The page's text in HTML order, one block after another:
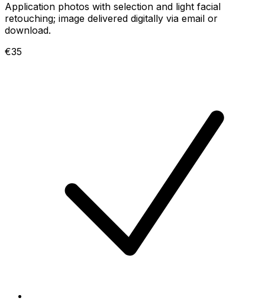
Application photos with selection and light facial
retouching; image delivered digitally via email or
download.
€35